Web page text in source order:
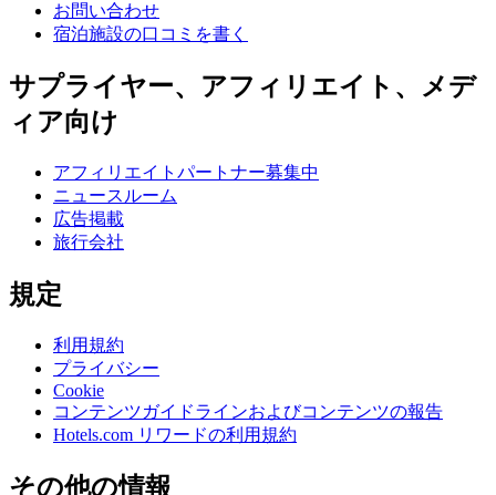
お問い合わせ
宿泊施設の口コミを書く
サプライヤー、アフィリエイト、メデ
ィア向け
アフィリエイトパートナー募集中
ニュースルーム
広告掲載
旅行会社
規定
利用規約
プライバシー
Cookie
コンテンツガイドラインおよびコンテンツの報告
Hotels.com リワードの利用規約
その他の情報